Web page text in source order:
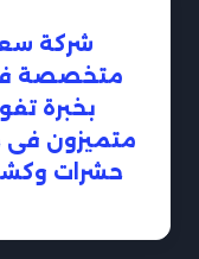
شركة
متخصصة فى
متميزون فى
حشرات